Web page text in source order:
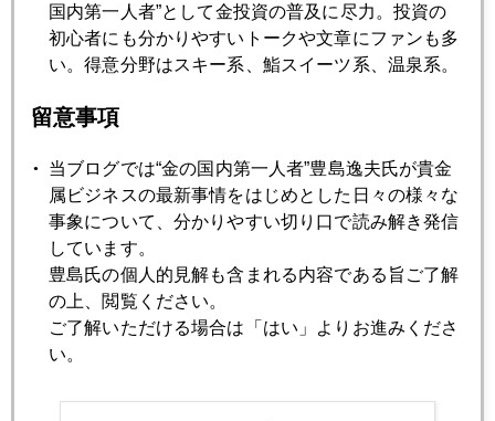
2013年02月22日
安倍訪米 もてあますオバマ
2013年02月21日
2013年02月20日
米中は通貨戦争よりサイバー戦争
2013年02月19日
独『金塊』3兆円本国輸送の真相
国内第一人者”として金投資の普及に尽力。投資の
初心者にも分かりやすいトークや文章にファンも多
い。得意分野はスキー系、鮨スイーツ系、温泉系。
留意事項
当ブログでは“金の国内第一人者”豊島逸夫氏が貴金
属ビジネスの最新事情をはじめとした日々の様々な
事象について、分かりやすい切り口で読み解き発信
しています。
豊島氏の個人的見解も含まれる内容である旨ご了解
の上、閲覧ください。
ご了解いただける場合は「はい」よりお進みくださ
い。